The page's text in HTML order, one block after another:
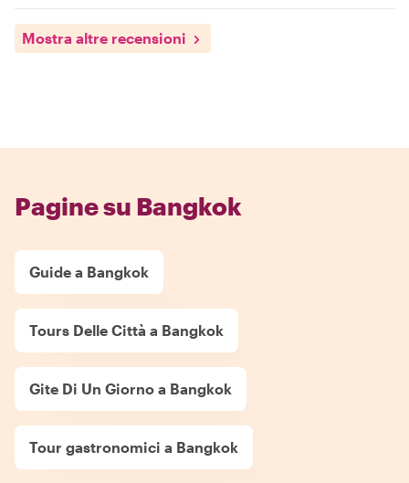
Mostra altre recensioni
Pagine su Bangkok
Guide a Bangkok
Tours Delle Città a Bangkok
Gite Di Un Giorno a Bangkok
Tour gastronomici a Bangkok